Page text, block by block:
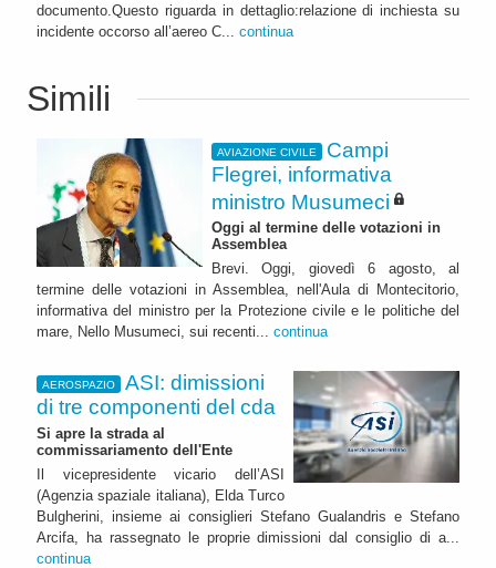
documento.Questo riguarda in dettaglio:relazione di inchiesta su
incidente occorso all’aereo C... continua
Simili
AVIAZIONE CIVILE
Campi
Flegrei, informativa
ministro Musumeci
Oggi al termine delle votazioni in
Assemblea
Brevi. Oggi, giovedì 6 agosto, al
termine delle votazioni in Assemblea, nell'Aula di Montecitorio,
informativa del ministro per la Protezione civile e le politiche del
mare, Nello Musumeci, sui recenti... continua
AEROSPAZIO
ASI: dimissioni
di tre componenti del cda
Si apre la strada al
commissariamento dell'Ente
Il vicepresidente vicario dell’ASI
(Agenzia spaziale italiana), Elda Turco
Bulgherini, insieme ai consiglieri Stefano Gualandris e Stefano
Arcifa, ha rassegnato le proprie dimissioni dal consiglio di a...
continua